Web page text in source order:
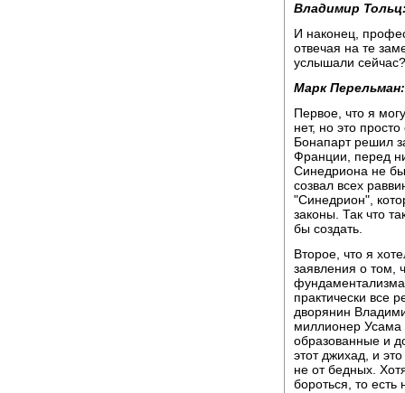
Владимир
И наконец,
отвечая на те
услышали сейчас?
Марк Перельман:
Первое, что я
нет, но это
Бонапарт решил
Франции, перед
Синедриона не
созвал всех
"Синедрион",
законы. Так что
бы создать.
Второе, что я
заявления о том,
практически все
дворянин
миллионер Усама
образованные и
этот джихад, и
не от бедных.
бороться, то есть